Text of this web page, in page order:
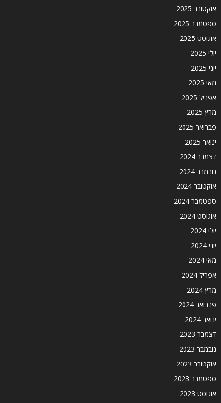
אוקטובר 2025
ספטמבר 2025
אוגוסט 2025
יולי 2025
יוני 2025
מאי 2025
אפריל 2025
מרץ 2025
פברואר 2025
ינואר 2025
דצמבר 2024
נובמבר 2024
אוקטובר 2024
ספטמבר 2024
אוגוסט 2024
יולי 2024
יוני 2024
מאי 2024
אפריל 2024
מרץ 2024
פברואר 2024
ינואר 2024
דצמבר 2023
נובמבר 2023
אוקטובר 2023
ספטמבר 2023
אוגוסט 2023